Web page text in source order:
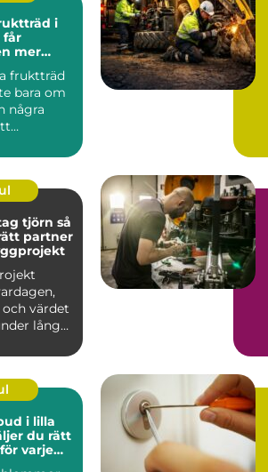
i
mer
fruktträd
bara om
några
tjörn så
partner
värdet
lång
i lilla
varje